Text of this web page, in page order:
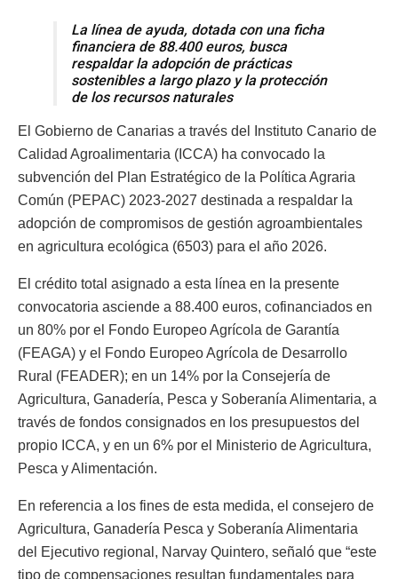
La línea de ayuda, dotada con una ficha
financiera de 88.400 euros, busca
respaldar la adopción de prácticas
sostenibles a largo plazo y la protección
de los recursos naturales
El Gobierno de Canarias a través del Instituto Canario de
Calidad Agroalimentaria (ICCA) ha convocado la
subvención del Plan Estratégico de la Política Agraria
Común (PEPAC) 2023-2027 destinada a respaldar la
adopción de compromisos de gestión agroambientales
en agricultura ecológica (6503) para el año 2026.
El crédito total asignado a esta línea en la presente
convocatoria asciende a 88.400 euros, cofinanciados en
un 80% por el Fondo Europeo Agrícola de Garantía
(FEAGA) y el Fondo Europeo Agrícola de Desarrollo
Rural (FEADER); en un 14% por la Consejería de
Agricultura, Ganadería, Pesca y Soberanía Alimentaria, a
través de fondos consignados en los presupuestos del
propio ICCA, y en un 6% por el Ministerio de Agricultura,
Pesca y Alimentación.
En referencia a los fines de esta medida, el consejero de
Agricultura, Ganadería Pesca y Soberanía Alimentaria
del Ejecutivo regional, Narvay Quintero, señaló que “este
tipo de compensaciones resultan fundamentales para